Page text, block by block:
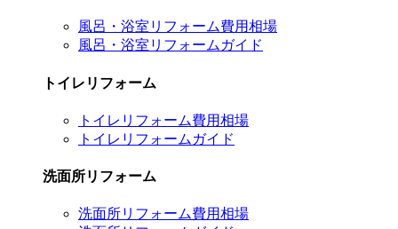
風呂・浴室リフォーム費用相場
風呂・浴室リフォームガイド
トイレリフォーム
トイレリフォーム費用相場
トイレリフォームガイド
洗面所リフォーム
洗面所リフォーム費用相場